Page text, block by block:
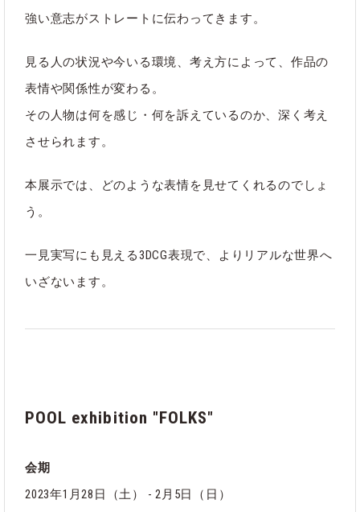
強い意志がストレートに伝わってきます。
見る人の状況や今いる環境、考え方によって、作品の
表情や関係性が変わる。
その人物は何を感じ・何を訴えているのか、深く考え
させられます。
本展示では、どのような表情を見せてくれるのでしょ
う。
一見実写にも見える3DCG表現で、よりリアルな世界へ
いざないます。
POOL exhibition "FOLKS"
会期
2023年1月28日（土） - 2月5日（日）